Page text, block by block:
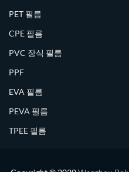
PET 필름
CPE 필름
PVC 장식 필름
PPF
EVA 필름
PEVA 필름
TPEE 필름